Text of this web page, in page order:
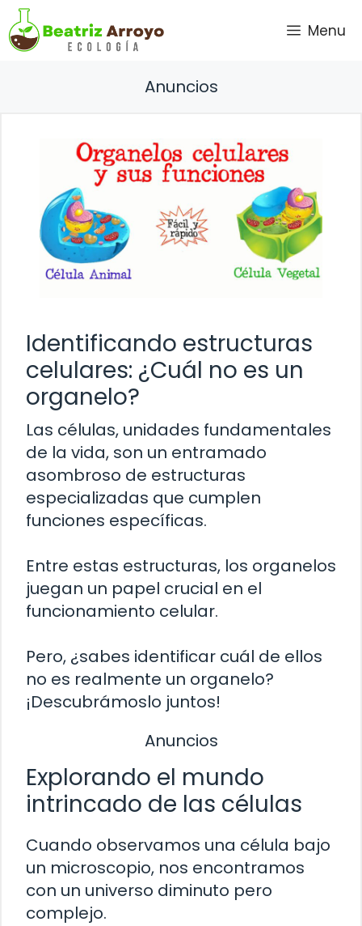
Saltar
al
contenido
Menu
Anuncios
Identificando estructuras
celulares: ¿Cuál no es un
organelo?
Las células, unidades fundamentales
de la vida, son un entramado
asombroso de estructuras
especializadas que cumplen
funciones específicas.
Entre estas estructuras, los organelos
juegan un papel crucial en el
funcionamiento celular.
Pero, ¿sabes identificar cuál de ellos
no es realmente un organelo?
¡Descubrámoslo juntos!
Anuncios
Explorando el mundo
intrincado de las células
Cuando observamos una célula bajo
un microscopio, nos encontramos
con un universo diminuto pero
complejo.